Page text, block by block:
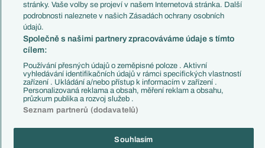
Ne.
Reagovat
Salfovic 05.06.2026
Saliba bude z lávky sledovat Konatého
Reagovat
Univerzál 05.06.2026 13:43
To mě tam taky zarazilo. Nemám francouzskou repre moc
nasledovanou, ale na klubové úrovni byl ten rozdíl mezi nimi
stránky. Vaše volby se projeví v našem Internetová stránka. Další
podrobnosti naleznete v našich Zásadách ochrany osobních
údajů.
Společně s našimi partnery zpracováváme údaje s tímto
cílem:
Používání přesných údajů o zeměpisné poloze . Aktivní
vyhledávání identifikačních údajů v rámci specifických vlastností
zařízení . Ukládání a/nebo přístup k informacím v zařízení .
Personalizovaná reklama a obsah, měření reklam a obsahu,
průzkum publika a rozvoj služeb .
Seznam partnerů (dodavatelů)
Souhlasím